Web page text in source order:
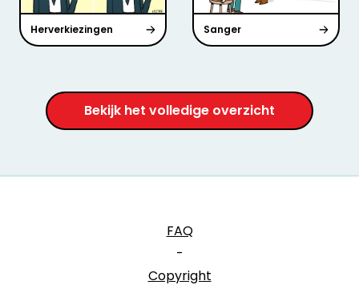
Herverkiezingen Sanger
Bekijk het volledige overzicht
FAQ
-
Copyright